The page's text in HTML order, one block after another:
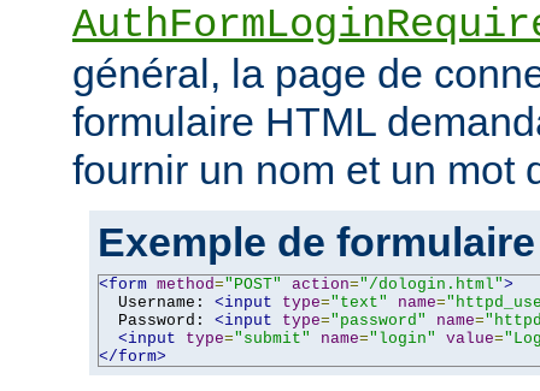
général, la page de
formulaire HTML
fournir un nom et un mot
Exemple de
<form method="POST" action="/dologin.html">
  Username:
<input type="text" name=
  Password:
<input type="password" name=
<input
type="submit" name="login" value=
</form>